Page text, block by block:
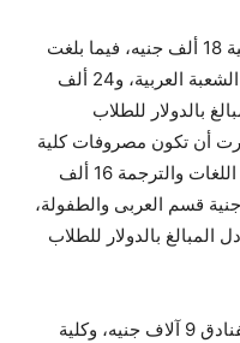
وبلغت مصروفات كلية الفنون التطبيقية 18 ألف جنيه، فيما بلغت
مصروفات كلية الاقتصاد 18 ألف جنيه الشعبة العربية، و24 ألف
بالدولار للطلاب
أن تكون مصروفات كلية
الإعلام 18 ألف جنيه، ومصروفات كلية اللغات والترجمة 16 ألف
كلية التربية 9 آلاف جنية قسم العربى والطفولة،
المبالغ بالدولار للطلاب
كما بلغت مصروفات كلية السياحة والفنادق 9 آلاف جنيه، وكلية